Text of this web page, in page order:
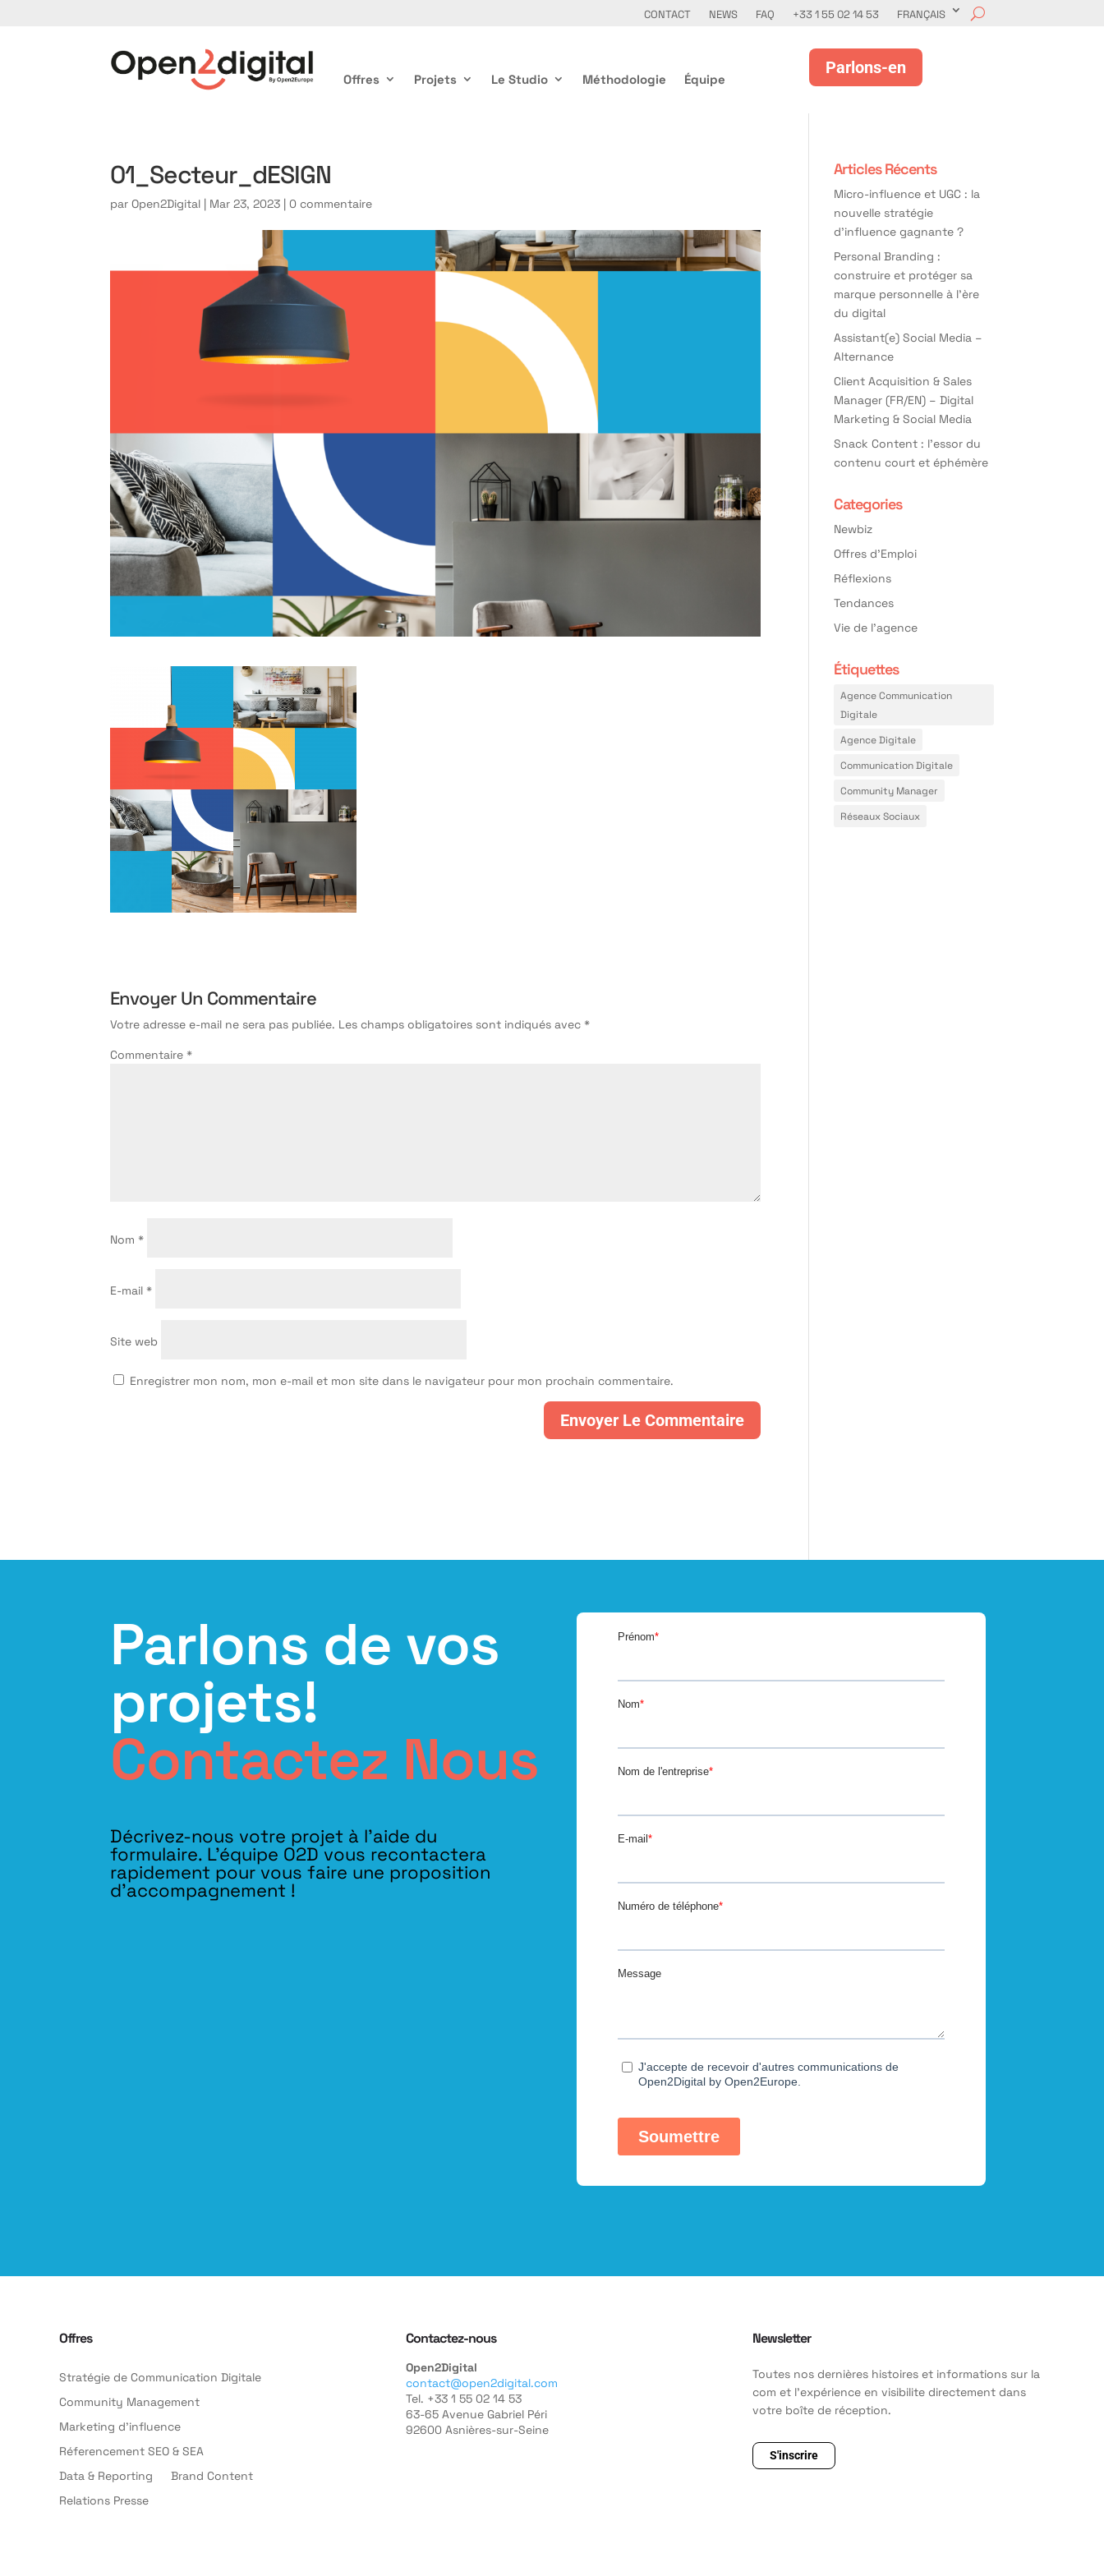
CONTACT NEWS FAQ +33 1 55 02 14 53 FRANÇAIS
Offres Projets Le Studio Méthodologie Équipe
Parlons-en
01_Secteur_dESIGN
parOpen2Digital | Mar 23, 2023 |0 commentaire
Envoyer Un Commentaire
Votre adresse e-mail ne sera pas publiée. Les champs obligatoires sont indiqués avec*
Commentaire*
Nom*
E-mail*
Site web
Enregistrer mon nom, mon e-mail et mon site dans le navigateur pour mon prochain commentaire.
Articles Récents
Micro-influence et UGC : la
nouvelle stratégie
d’influence gagnante ?
Personal Branding :
construire et protéger sa
marque personnelle à l’ère
du digital
Assistant(e) Social Media –
Alternance
Client Acquisition & Sales
Manager (FR/EN) – Digital
Marketing & Social Media
Snack Content : l’essor du
contenu court et éphémère
Categories
Newbiz
Offres d'Emploi
Réflexions
Tendances
Vie de l'agence
Étiquettes
Agence Communication
Digitale
Agence Digitale
Communication Digitale
Community Manager
Réseaux Sociaux
Parlons de vos
projets!
Contactez Nous
Décrivez-nous votre projet à l’aide du
formulaire. L'équipe O2D vous recontactera
rapidement pour vous faire une proposition
d’accompagnement !
Offres
Stratégie de Communication Digitale
Community Management
Marketing d’influence
Réferencement SEO & SEA
Data & Reporting
Brand Content
Relations Presse
Contactez-nous
Open2Digital
contact@open2digital.com
Tel. +33 1 55 02 14 53
63-65 Avenue Gabriel Péri
92600 Asnières-sur-Seine
Newsletter
Toutes nos dernières histoires et informations sur la
com et l'expérience en visibilite directement dans
votre boîte de réception.
S'inscrire